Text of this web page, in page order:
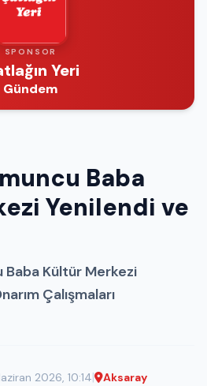
SPONSOR
Yeri
Gündem
Baba
Yenilendi ve
Kültür Merkezi
Çalışmaları
2026, 10:14| Aksaray